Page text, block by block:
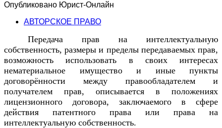
Опубликовано Юрист-Онлайн
АВТОРСКОЕ ПРАВО
Передача прав на интеллектуальную
собственность, размеры и пределы передаваемых прав,
возможность использовать в своих интересах
нематериальное имущество и иные пункты
договорённости между правообладателем и
получателем прав, описывается в положениях
лицензионного договора, заключаемого в сфере
действия патентного права или права на
интеллектуальную собственность.